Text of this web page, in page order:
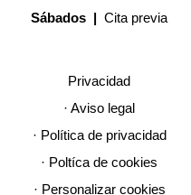
Sábados |Cita previa
Privacidad
· Aviso legal
· Política de privacidad
· Poltíca de cookies
· Personalizar cookies